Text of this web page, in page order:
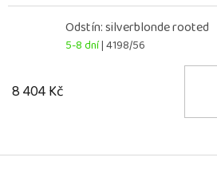
Odstín: silverblonde rooted
5-8 dní| 4198/56
8 404 Kč
Z